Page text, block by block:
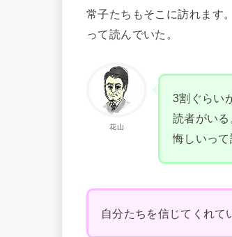
常子たちもそこに訪れます
って読んでいた。
花山
3割ぐらい
読者がいる
悔しいって
自分たちを信じてくれて